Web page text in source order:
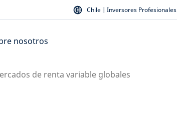
Chile | Inversores Profesionales
nosotros
de renta variable globales